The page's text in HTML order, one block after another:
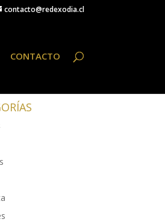
contacto@redexodia.cl
CONTACTO